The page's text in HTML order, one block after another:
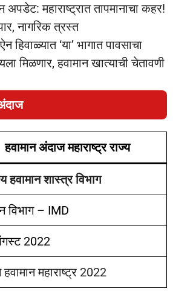
महाराष्ट्रात तापमानाचा कहर!
नागरिक त्रस्त
हिवाळ्यात ‘या’ भागात पावसाचा
मिळणार, हवामान खात्याची चेतावणी
हवामान अंदाज महाराष्ट्र राज्य
हवामान शास्त्र विभाग
विभाग – IMD
2022
महाराष्ट्र 2022